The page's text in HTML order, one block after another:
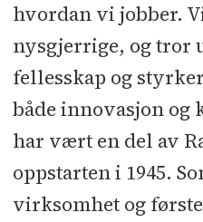
hvordan vi jobber.
nysgjerrige, og tror
fellesskap og
både innovasjon
har vært en del av
oppstarten i 1945.
virksomhet og